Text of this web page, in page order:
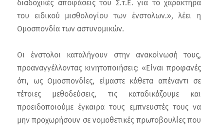
διαδοχικές αποφάσεις του Σ.τ.Ε. για το χαρακτήρα
του ειδικού μισθολογίου των ένστολων.», λέει η
Ομοσπονδία των αστυνομικών.
Οι ένστολοι καταλήγουν στην ανακοίνωσή τους,
προαναγγέλλοντας κινητοποιήσεις: «Είναι προφανές
ότι, ως Ομοσπονδίες, είμαστε κάθετα απέναντι σε
τέτοιες μεθοδεύσεις, τις καταδικάζουμε και
προειδοποιούμε έγκαιρα τους εμπνευστές τους να
μην προχωρήσουν σε νομοθετικές πρωτοβουλίες που